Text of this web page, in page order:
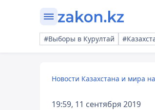
#Выборы в Курултай
Новости Казахстана и мира
19:59, 11 сентября 2019